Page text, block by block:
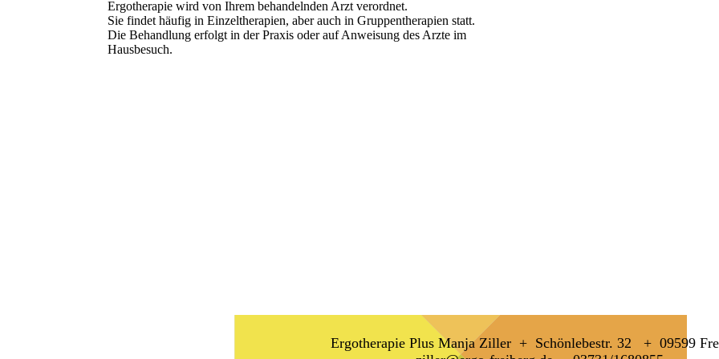
Ergotherapie wird von Ihrem behandelnden Arzt verordnet.
Sie findet häufig in Einzeltherapien, aber auch in Gruppentherapien statt.
Die Behandlung erfolgt in der Praxis oder auf Anweisung des Arzte im
Hausbesuch.
Ergotherapie Plus Manja Ziller + Schönlebestr. 32 + 09599